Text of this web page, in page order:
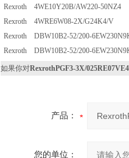
Rexroth 4WE10Y20B/AW220-50NZ4
Rexroth 4WRE6W08-2X/G24K4/V
Rexroth DBW10B2-52/200-
Rexroth DBW10B2-52/200-
如果你对RexrothPGF3-3X/025RE07VE4
产品：
您的单位：